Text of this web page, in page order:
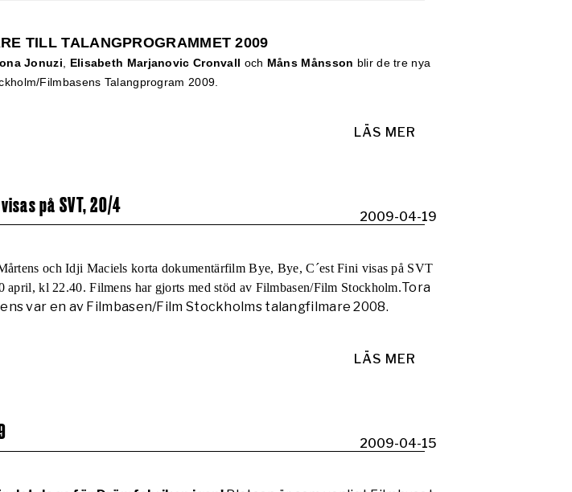
TILL TALANGPROGRAMMET 2009
Jonuzi Elisabeth Marjanovic Cronvall och Måns Månsson blir de tre nya
Filmbasens Talangprogram 2009.
LÄS MER
på SVT, 20/4
2009-04-19
och Idji Maciels korta dokumentärfilm Bye, Bye, C´est Fini visas på SVT
april, kl 22.40. Filmens har gjorts med stöd av Filmbasen/Film Stockholm.Tora
var en av Filmbasen/Film Stockholms talangfilmare 2008.
LÄS MER
2009-04-15